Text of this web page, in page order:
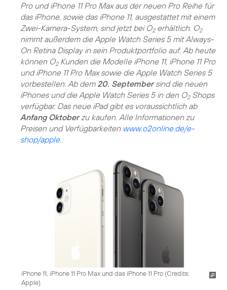
Pro und iPhone 11 Pro Max aus der neuen Pro Reihe für
das iPhone, sowie das iPhone 11, ausgestattet mit einem
Zwei-Kamera-System, sind jetzt bei O2erhältlich. O2
nimmt außerdem die Apple Watch Series 5 mit Always-
On Retina Display in sein Produktportfolio auf. Ab heute
können O2Kunden die Modelle iPhone 11, iPhone 11 Pro
und iPhone 11 Pro Max sowie die Apple Watch Series 5
vorbestellen. Ab dem 20. Septembersind die neuen
iPhones und die Apple Watch Series 5 in den O2Shops
verfügbar. Das neue iPad gibt es voraussichtlich ab
Anfang Oktoberzu kaufen. Alle Informationen zu
Preisen und Verfügbarkeiten www.o2online.de/e-
shop/apple.
iPhone 11, iPhone 11 Pro Max und das iPhone 11 Pro (Credits:
Apple)